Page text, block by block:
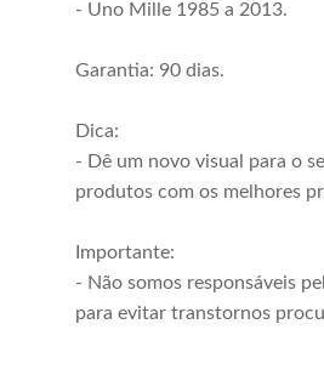
- Uno Mille 1985 a 2013.
Garantia: 90 dias.
Dica:
- Dê um novo visual para o
produtos com os melhores
Importante:
- Não somos responsáveis
para evitar transtornos